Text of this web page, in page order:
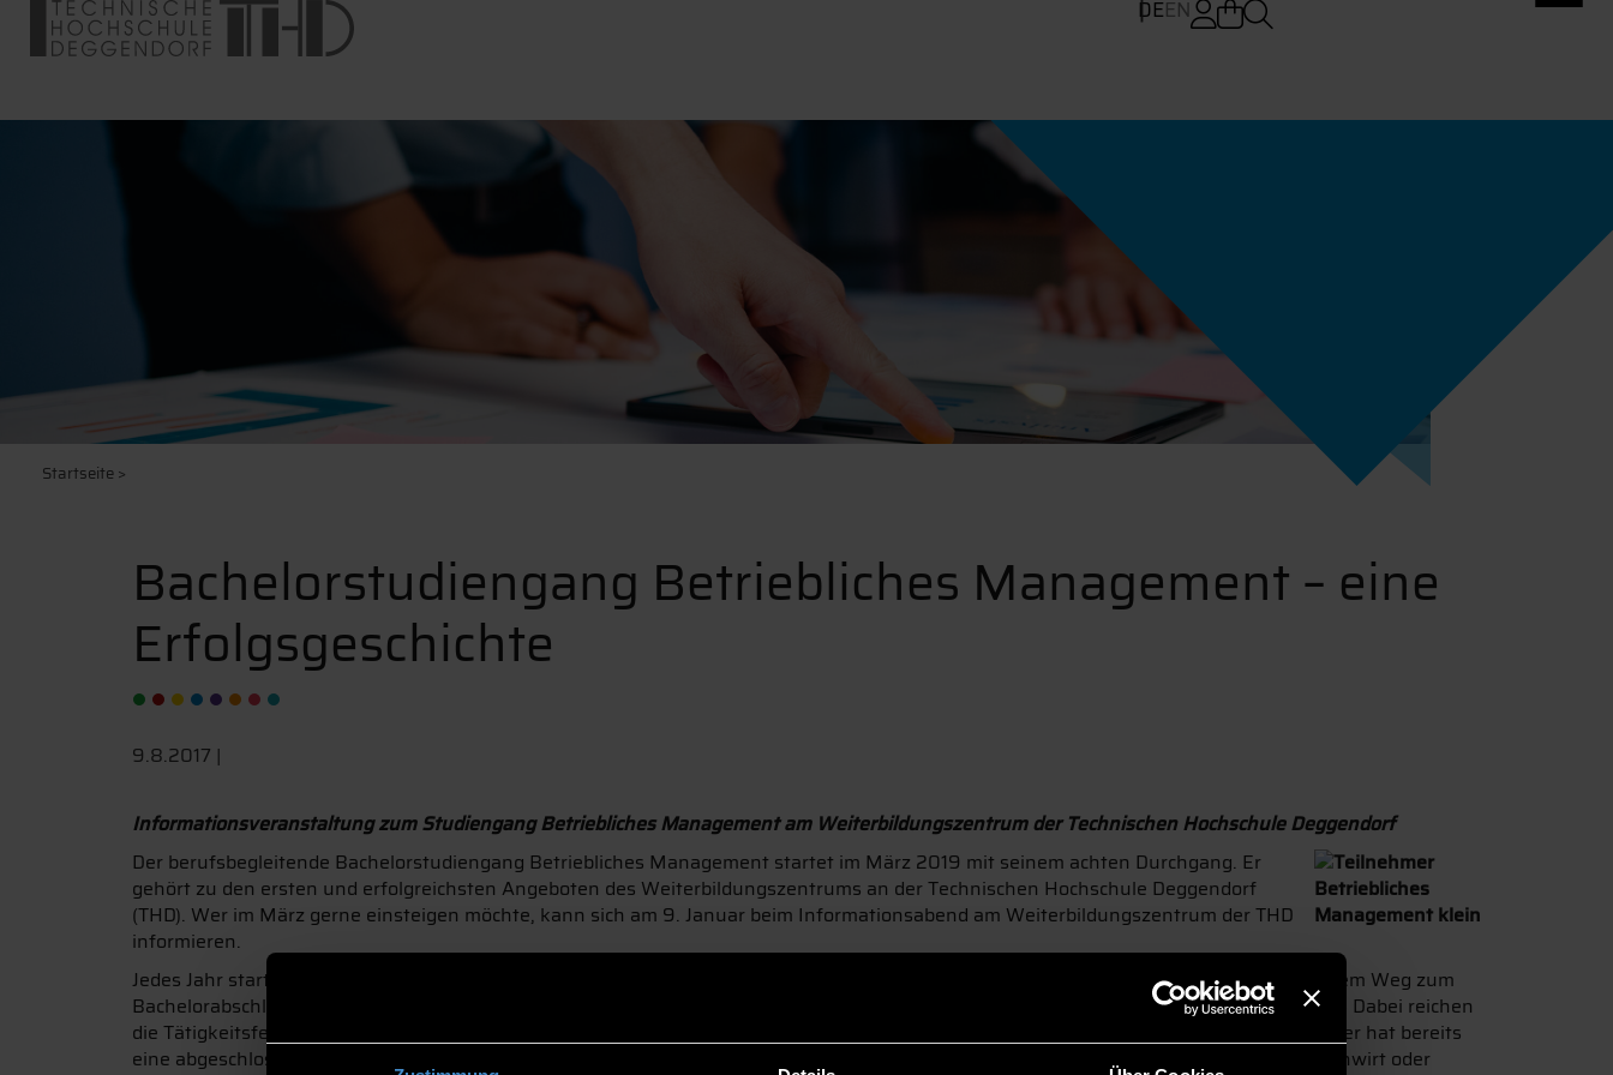
DEEN
Startseite>
Bachelorstudiengang Betriebliches Management – eine
Erfolgsgeschichte
9.8.2017 |
Informationsveranstaltung zum Studiengang Betriebliches Management am Weiterbildungszentrum der Technischen Hochschule Deggendorf
Der berufsbegleitende Bachelorstudiengang Betriebliches Management startet im März 2019 mit seinem achten Durchgang. Er
gehört zu den ersten und erfolgreichsten Angeboten des Weiterbildungszentrums an der Technischen Hochschule Deggendorf
(THD). Wer im März gerne einsteigen möchte, kann sich am 9. Januar beim Informationsabend am Weiterbildungszentrum der THD
informieren.
Jedes Jahr starten zwischen 25 und 30 Studierende im Bachelor Betriebliches Management. Derzeit befinden sich 88 Studierende auf dem Weg zum
Bachelorabschluss. Der Studiengang richtet sich an alle Berufstätigen, die sich im betriebswirtschaftlichen Bereich weiterbilden möchten. Dabei reichen
die Tätigkeitsfelder der Studierenden von den Bereichen Einkauf über Personal bis hin zum Marketing. Die große Mehrheit der Teilnehmer hat bereits
eine abgeschlossene kaufmännische Berufsausbildung und häufig eine darauf aufbauende Weiterbildung, wie beispielsweise einen Fachwirt oder